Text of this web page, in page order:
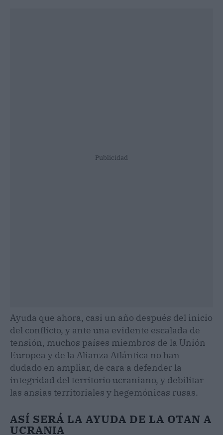
Publicidad
Ayuda que ahora, casi un año después del inicio
del conflicto, y ante una evidente escalada de
tensión, muchos países miembros de la Unión
Europea y de la Alianza Atlántica no han
dudado en ampliar, de cara a defender la
integridad del territorio ucraniano, y debilitar
las ansias territoriales y hegemónicas rusas.
ASÍ SERÁ LA AYUDA DE LA OTAN A
UCRANIA